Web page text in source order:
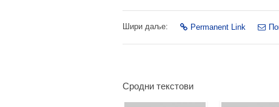
Шири даље: Permanent Link
Сродни текстови